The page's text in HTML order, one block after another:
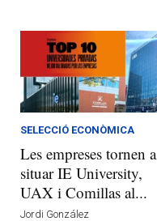
SELECCIÓ ECONÒMICA
Les empreses tornen a
situar IE University,
UAX i Comillas al...
Jordi González